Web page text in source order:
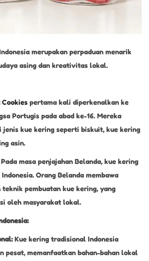
merupakan perpaduan menarik
asing dan kreativitas lokal.
Cookies pertama kali diperkenalkan ke
Portugis pada abad ke-16. Mereka
jenis kue kering seperti biskuit, kue kering
asin.
masa penjajahan Belanda, kue kering
Orang Belanda membawa
teknik pembuatan kue kering, yang
oleh masyarakat lokal.
Kue kering tradisional Indonesia
pesat, memanfaatkan bahan-bahan lokal